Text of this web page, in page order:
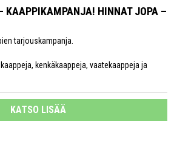
KAAPPIKAMPANJA! HINNAT JOPA –
tarjouskampanja.
kenkäkaappeja, vaatekaappeja ja
KATSO LISÄÄ